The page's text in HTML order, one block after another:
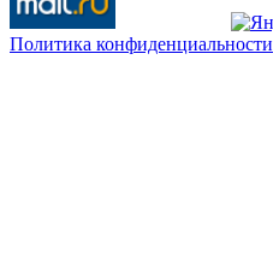
Политика конфиденциальности